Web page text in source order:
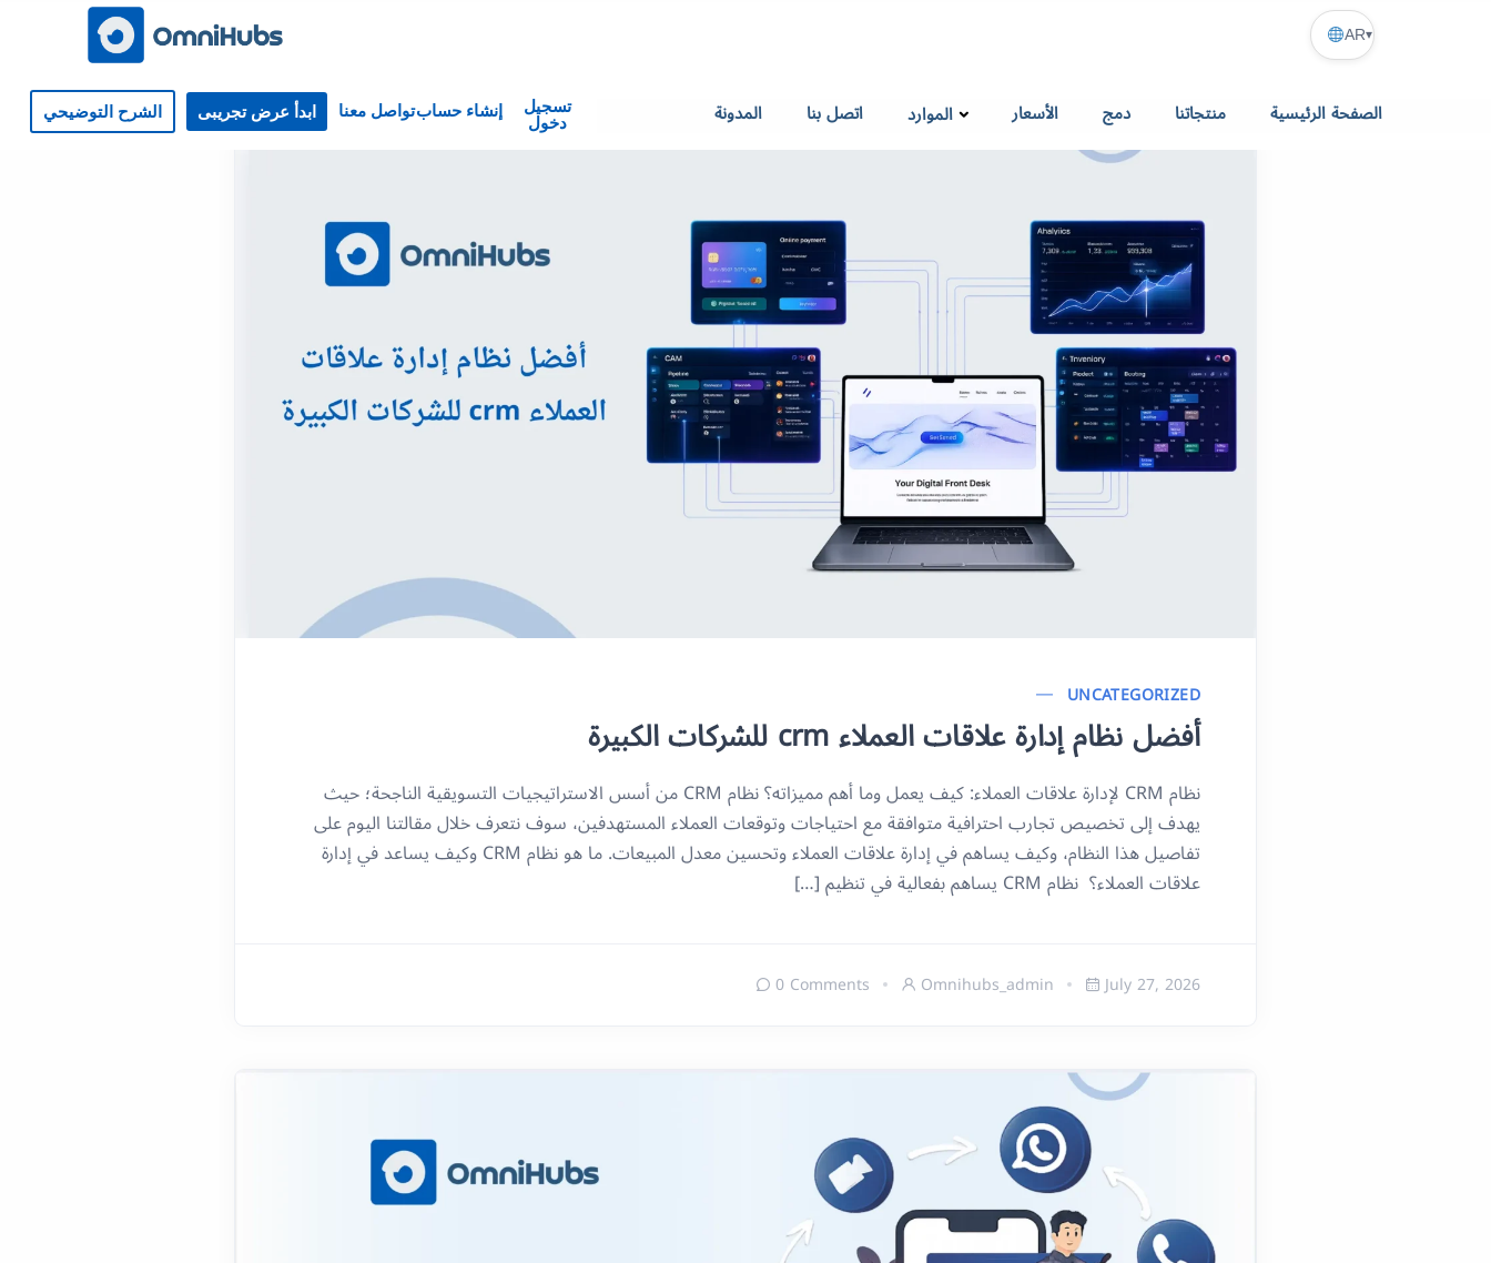
AR▾
الشرح التوضيحي ابدأ عرض تجريبى تواصل معناإنشاء حساب تسجيل
دخول المدونة اتصل بنا الموارد الأسعار دمج منتجاتنا الصفحة الرئيسية
UNCATEGORIZED
أفضل نظام إدارة علاقات العملاء crm للشركات الكبيرة
نظام CRM لإدارة علاقات العملاء: كيف يعمل وما أهم مميزاته؟ نظام CRM من أسس الاستراتيجيات التسويقية الناجحة؛ حيث
يهدف إلى تخصيص تجارب احترافية متوافقة مع احتياجات وتوقعات العملاء المستهدفين، سوف نتعرف خلال مقالتنا اليوم على
تفاصيل هذا النظام، وكيف يساهم في إدارة علاقات العملاء وتحسين معدل المبيعات. ما هو نظام CRM وكيف يساعد في إدارة
علاقات العملاء؟ نظام CRM يساهم بفعالية في تنظيم […]
July 27, 2026
Omnihubs_admin
0 Comments